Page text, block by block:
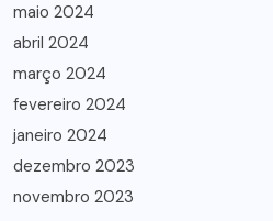
maio 2024
abril 2024
março 2024
fevereiro 2024
janeiro 2024
dezembro 2023
novembro 2023